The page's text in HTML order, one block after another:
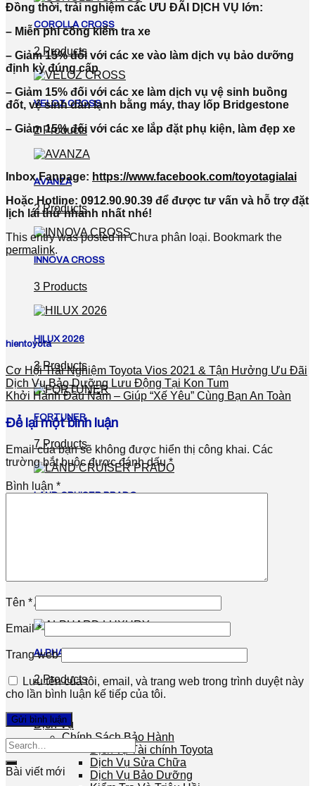
COROLLA CROSS
2 Products
VELOZ CROSS
2 Products
AVANZA
2 Products
INNOVA CROSS
3 Products
HILUX 2026
3 Products
FORTUNER
7 Products
LAND CRUISER PRADO
1 Product
ALPHARD LUXURY
2 Products
Dịch Vụ
Chính Sách Bảo Hành
Dịch vụ Tài chính Toyota
Dịch Vụ Sửa Chữa
Dịch Vụ Bảo Dưỡng
Đồng thời, trải nghiệm các ƯU ĐÃI DỊCH VỤ lớn:
– Miễn phí công kiểm tra xe
– Giảm 15% đối với các xe vào làm dịch vụ bảo dưỡng
định kỳ đúng cấp
– Giảm 15% đối với các xe làm dịch vụ vệ sinh buồng
đốt, vệ sinh dàn lạnh bằng máy, thay lốp Bridgestone
– Giảm 15% đối với các xe lắp đặt phụ kiện, làm đẹp xe
Inbox Fanpage: https://www.facebook.com/toyotagialai
Hoặc Hotline: 0912.90.90.39 để được tư vấn và hỗ trợ đặt
lịch lái thử nhanh nhất nhé!
This entry was posted in Chưa phân loại. Bookmark the
permalink.
hientoyota
Cơ Hội Trải Nghiệm Toyota Vios 2021 & Tận Hưởng Ưu Đãi
Dịch Vụ Bảo Dưỡng Lưu Động Tại Kon Tum
Khởi Hành Đầu Năm – Giúp “Xế Yêu” Cùng Bạn An Toàn
Để lại một bình luận
Email của bạn sẽ không được hiển thị công khai. Các
trường bắt buộc được đánh dấu*
Bình luận *
Tên *
Email*
Trang web
Lưu tên của tôi, email, và trang web trong trình duyệt này
cho lần bình luận kế tiếp của tôi.
Bài viết mới